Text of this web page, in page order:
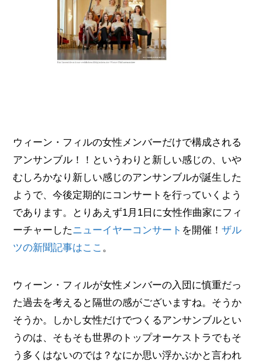
ウィーン・フィルの女性メンバーだけで構成される
アンサンブル！！というわりと新しい感じの、いや
むしろかなり新しい感じのアンサンブルが誕生した
ようで、今後定期的にコンサートを行っていくよう
であります。とりあえず1月1日に女性作曲家にフィ
ーチャーしたニューイヤーコンサート を開催！ザル
ツの新聞記事はここ 。
ウィーン・フィルが女性メンバーの入団に慎重だっ
た過去を考えると隔世の感がございますね。そうか
そうか。しかし女性だけでつくるアンサンブルとい
うのは、そもそも世界のトップオーケストラでもそ
う多くはないのでは？なにか思い浮かぶかと言われ